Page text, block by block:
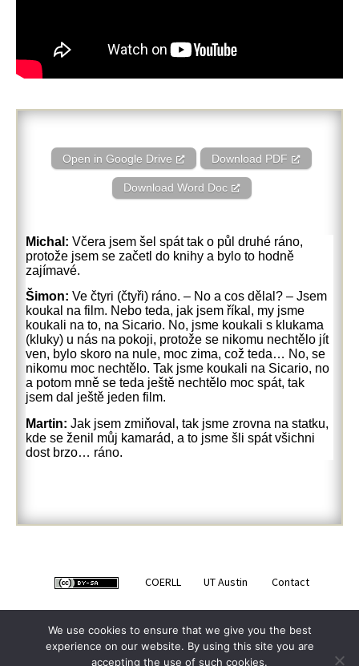
Open in Google Drive Download PDF
Download Word Doc
Michal:Včera jsem šel spát tak o půl druhé ráno,
protože jsem se začetl do knihy a bylo to hodně
zajímavé.
Šimon:Ve čtyri (čtyři) ráno. – No a cos dělal? – Jsem
koukal na film. Nebo teda, jak jsem říkal, my jsme
koukali na to, na Sicario. No, jsme koukali s klukama
(kluky) u nás na pokoji, protože se nikomu nechtělo jít
ven, bylo skoro na nule, moc zima, což teda… No, se
nikomu moc nechtělo. Tak jsme koukali na Sicario, no
a potom mně se teda ještě nechtělo moc spát, tak
jsem dal ještě jeden film.
Martin:Jak jsem zmiňoval, tak jsme zrovna na statku,
kde se ženil můj kamarád, a to jsme šli spát všichni
dost brzo… ráno.
COERLL UT Austin Contact
We use cookies to ensure that we give you the best
experience on our website. By using this site you are
accepting the use of such cookies.